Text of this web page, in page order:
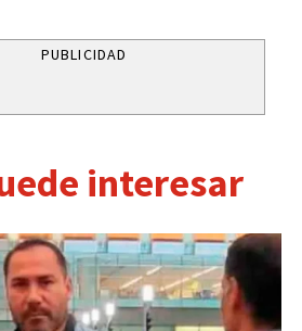
PUBLICIDAD
interesar